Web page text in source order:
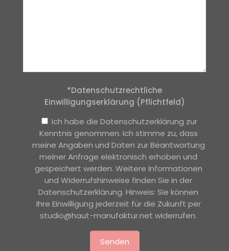
*Datenschutzrechtliche
Einwilligungserklärung (Pflichtfeld)
Ich habe die Datenschutzerklärung zur
Kenntnis genommen. Ich stimme zu, dass
meine Angaben und Daten zur Beantwortung
meiner Anfrage elektronisch erhoben und
gespeichert werden. Weitere Informationen
und Widerrufshinweise finden Sie in der
Datenschutzerklärung. Hinweis: Sie können
Ihre Einwilligung jederzeit für die Zukunft per
studio@haut-manufaktur.net widerrufen.